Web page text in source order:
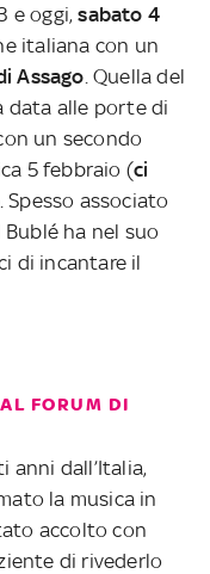
e oggi,sabato 4
italiana con un
Assago . Quella del
data alle porte di
un secondo
5 febbraio (ci
Spesso associato
ha nel suo
di incantare il
FORUM DI
anni dall’Italia,
la musica in
accolto con
di rivederlo